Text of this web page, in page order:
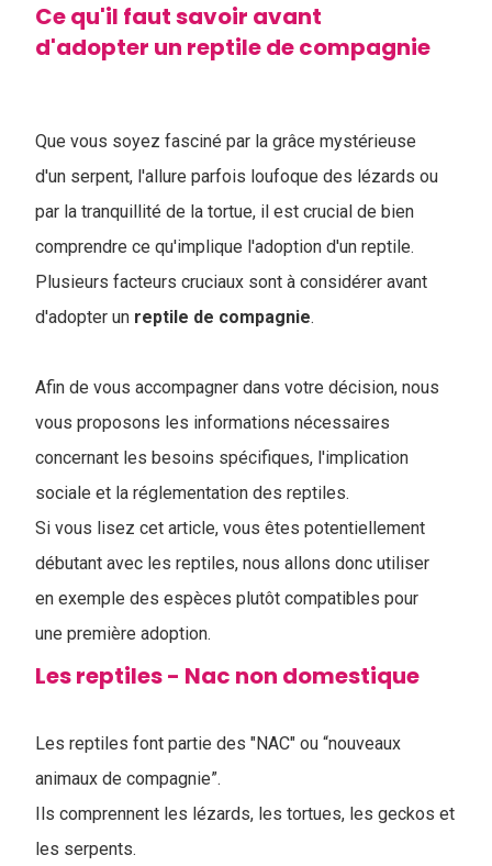
Ce qu'il faut savoir avant
d'adopter un reptile de compagnie
Que vous soyez fasciné par la grâce mystérieuse
d'un serpent, l'allure parfois loufoque des lézards ou
par la tranquillité de la tortue, il est crucial de bien
comprendre ce qu'implique l'adoption d'un reptile.
Plusieurs facteurs cruciaux sont à considérer avant
d'adopter un reptile de compagnie.
Afin de vous accompagner dans votre décision, nous
vous proposons les informations nécessaires
concernant les besoins spécifiques, l'implication
sociale et la réglementation des reptiles.
Si vous lisez cet article, vous êtes potentiellement
débutant avec les reptiles, nous allons donc utiliser
en exemple des espèces plutôt compatibles pour
une première adoption.
Les reptiles - Nac non domestique
Les reptiles font partie des "NAC" ou “nouveaux
animaux de compagnie”.
Ils comprennent les lézards, les tortues, les geckos et
les serpents.